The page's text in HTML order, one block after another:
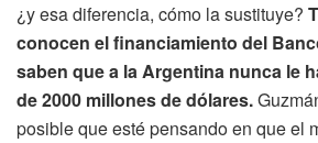
¿y esa diferencia, cómo la sustituye?
conocen el financiamiento del
saben que a la Argentina nunca le
de 2000 millones de dólares.
posible que esté pensando en que el